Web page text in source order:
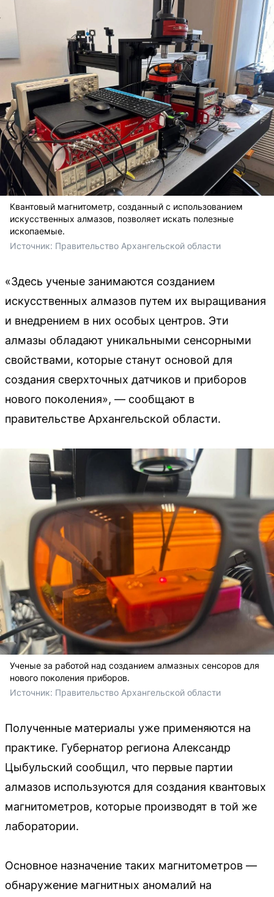
Квантовый магнитометр, созданный с использованием
искусственных алмазов, позволяет искать полезные
ископаемые.
Источник: Правительство Архангельской области
«Здесь ученые занимаются созданием
искусственных алмазов путем их выращивания
и внедрением в них особых центров. Эти
алмазы обладают уникальными сенсорными
свойствами, которые станут основой для
создания сверхточных датчиков и приборов
нового поколения», — сообщают в
правительстве Архангельской области.
Ученые за работой над созданием алмазных сенсоров для
нового поколения приборов.
Источник: Правительство Архангельской области
Полученные материалы уже применяются на
практике. Губернатор региона Александр
Цыбульский сообщил, что первые партии
алмазов используются для создания квантовых
магнитометров, которые производят в той же
лаборатории.
Основное назначение таких магнитометров —
обнаружение магнитных аномалий на